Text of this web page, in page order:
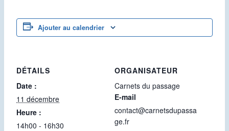
Ajouter au calendrier
DÉTAILS
Date :
11 décembre
Heure :
14h00 - 16h30
ORGANISATEUR
Carnets du passage
E-mail
contact@carnetsdupassa
ge.fr